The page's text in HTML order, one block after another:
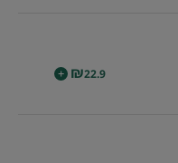
₪22.9
+